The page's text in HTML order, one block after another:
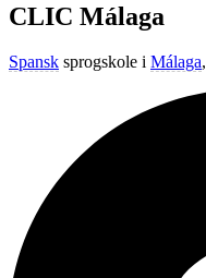
CLIC Málaga
Spansk sprogskole i Málaga,